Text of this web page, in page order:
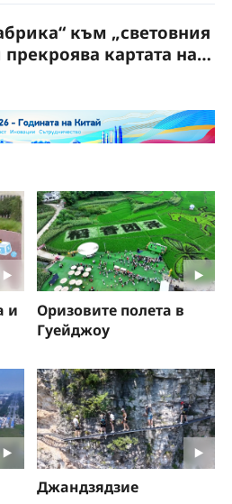
към „световния
картата на
и
Оризовите полета в
Гуейджоу
Джандзядзие